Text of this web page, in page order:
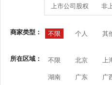
上市公司股权 非
商家类型： 不限 个人 其
所在区域： 不限 北京 上
湖南 广东 广